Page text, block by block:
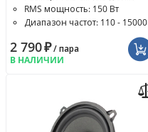
RMS мощность: 150 Вт
Диапазон частот: 110 - 15000
2 790₽/ пара
В НАЛИЧИИ